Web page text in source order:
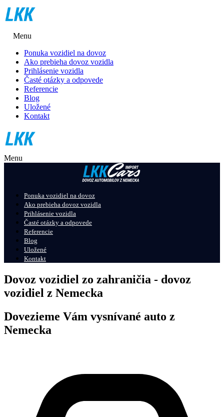
Menu
Ponuka vozidiel na dovoz
Ako prebieha dovoz vozidla
Prihlásenie vozidla
Časté otázky a odpovede
Referencie
Blog
Uložené
Kontakt
Menu
Ponuka vozidiel na dovoz
Ako prebieha dovoz vozidla
Prihlásenie vozidla
Časté otázky a odpovede
Referencie
Blog
Uložené
Kontakt
Dovoz vozidiel zo zahraničia - dovoz
vozidiel z Nemecka
Dovezieme Vám vysnívané auto z
Nemecka